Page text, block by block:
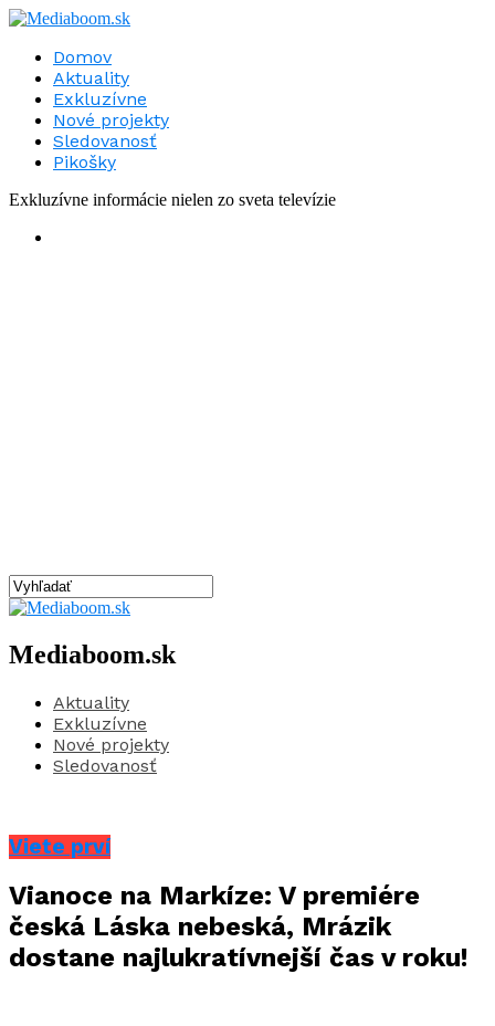
Domov
Aktuality
Exkluzívne
Nové projekty
Sledovanosť
Pikošky
Exkluzívne informácie nielen zo sveta televízie
Mediaboom.sk
Aktuality
Exkluzívne
Nové projekty
Sledovanosť
Viete prví
Vianoce na Markíze: V premiére
česká Láska nebeská, Mrázik
dostane najlukratívnejší čas v roku!